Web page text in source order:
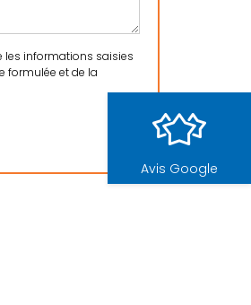
les informations saisies
formulée et de la
Avis Google